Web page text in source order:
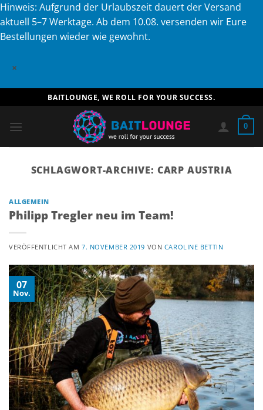
Hinweis: Aufgrund der Urlaubszeit dauert der Versand
aktuell 5–7 Werktage. Ab dem 10.08. versenden wir Eure
Bestellungen wieder wie gewohnt.
×
Inhalt
springen
BAITLOUNGE, WE ROLL FOR YOUR SUCCESS.
0
SCHLAGWORT-ARCHIVE: CARP AUSTRIA
ALLGEMEIN
Philipp Tregler neu im Team!
VERÖFFENTLICHT AM7. NOVEMBER 2019 VON CAROLINE BETTIN
07
Nov.